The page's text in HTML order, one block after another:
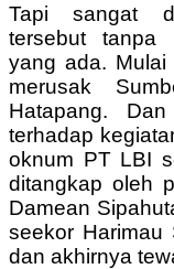
Tapi sangat
tersebut tanpa
yang ada. Mulai
merusak
Hatapang.
terhadap
oknum PT LBI
ditangkap oleh
Damean
seekor Harimau
dan akhirnya